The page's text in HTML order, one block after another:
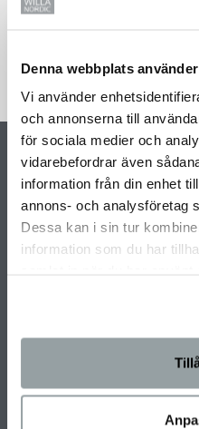
Denna webbplats
Vi använder
och annonserna till
för sociala medier och
vidarebefordrar även
information från din enhet
annons- och analysföretag
Dessa kan i sin tur
information som du har
PRENUMERERA PÅ VÅRT